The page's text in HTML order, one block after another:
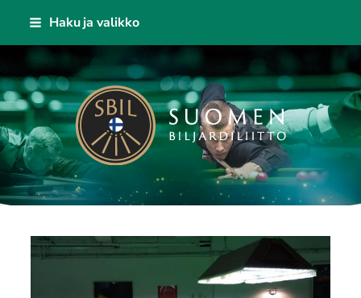
Siirry
sisältöön
Haku ja valikko
Suomen Biljardiliitto ry